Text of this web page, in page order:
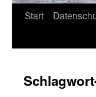
Start